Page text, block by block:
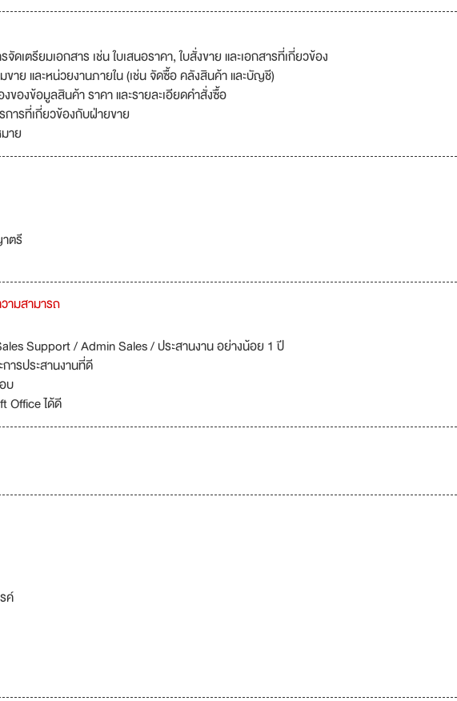
ดเตรียมเอกสาร เช่น ใบเสนอราคา, ใบสั่งขาย และเอกสารที่เกี่ยวข้อง
ขาย และหน่วยงานภายใน (เช่น จัดซื้อ คลังสินค้า และบัญชี)
องข้อมูลสินค้า ราคา และรายละเอียดคำสั่งซื้อ
การที่เกี่ยวข้องกับฝ่ายขาย
าย
ตรี
ามสามารถ
Support / Admin Sales / ประสานงาน อย่างน้อย 1 ปี
ารประสานงานที่ดี
บ
Office ได้ดี
ค์